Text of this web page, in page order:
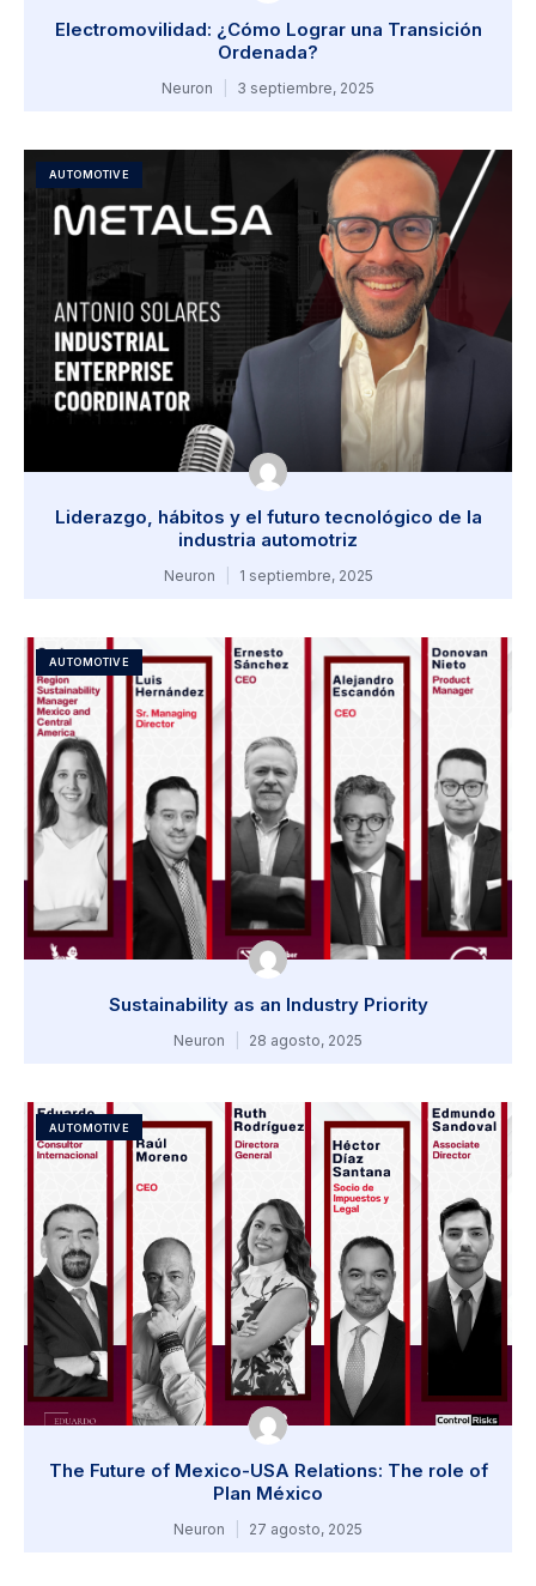
Electromovilidad: ¿Cómo Lograr una Transición
Ordenada?
Neuron 3 septiembre, 2025
AUTOMOTIVE
Liderazgo, hábitos y el futuro tecnológico de la
industria automotriz
Neuron 1 septiembre, 2025
AUTOMOTIVE
Sustainability as an Industry Priority
Neuron 28 agosto, 2025
AUTOMOTIVE
The Future of Mexico-USA Relations: The role of
Plan México
Neuron 27 agosto, 2025